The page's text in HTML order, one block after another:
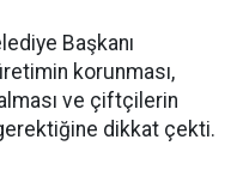
Başkanı
korunması,
ve çiftçilerin
dikkat çekti.